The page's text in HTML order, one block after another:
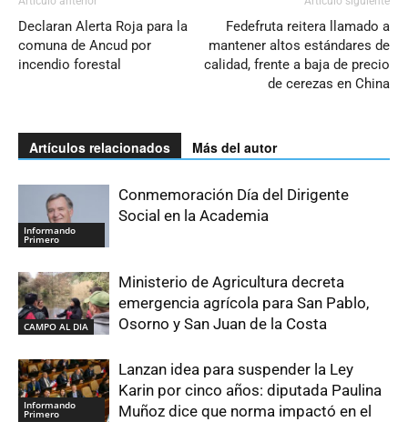
Declaran Alerta Roja para la
comuna de Ancud por
incendio forestal
Fedefruta reitera llamado a
mantener altos estándares de
calidad, frente a baja de precio
de cerezas en China
Artículos relacionados Más del autor
Informando
Primero
Conmemoración Día del Dirigente
Social en la Academia
CAMPO AL DIA
Ministerio de Agricultura decreta
emergencia agrícola para San Pablo,
Osorno y San Juan de la Costa
Informando
Primero
Lanzan idea para suspender la Ley
Karin por cinco años: diputada Paulina
Muñoz dice que norma impactó en el